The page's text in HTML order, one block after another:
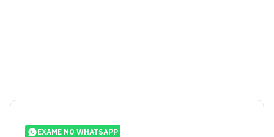
EXAME NO WHATSAPP